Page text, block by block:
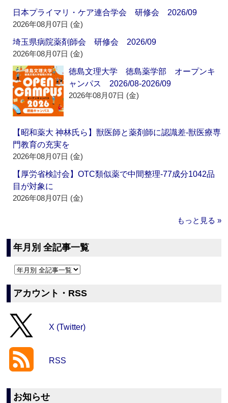
日本プライマリ・ケア連合学会 研修会 2026/09
2026年08月07日 (金)
埼玉県病院薬剤師会 研修会 2026/09
2026年08月07日 (金)
徳島文理大学 徳島薬学部 オープンキ
ャンパス 2026/08-2026/09
2026年08月07日 (金)
【昭和薬大 神林氏ら】獣医師と薬剤師に認識差‐獣医療専
門教育の充実を
2026年08月07日 (金)
【厚労省検討会】OTC類似薬で中間整理‐77成分1042品
目が対象に
2026年08月07日 (金)
もっと見る »
年月別 全記事一覧
アカウント・RSS
X (Twitter)
RSS
お知らせ